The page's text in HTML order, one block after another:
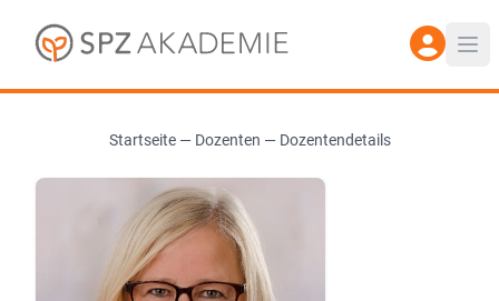
Startseite— Dozenten — Dozentendetails